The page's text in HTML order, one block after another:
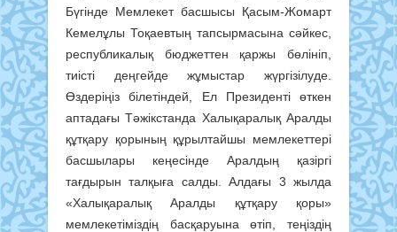
Бүгінде Мемлекет басшысы Қасым-Жомарт
Кемелұлы Тоқаевтың тапсырмасына сәйкес,
республикалық бюджеттен қаржы бөлініп,
тиісті деңгейде жұмыстар жүргізілуде.
Өздеріңіз білетіндей, Ел Президенті өткен
аптадағы Тәжікстанда Халықаралық Аралды
құтқару қорының құрылтайшы мемлекеттері
басшылары кеңесінде Аралдың қазіргі
тағдырын талқыға салды. Алдағы 3 жылда
«Халықаралық Аралды құтқару қоры»
мемлекетіміздің басқаруына өтіп, теңіздің